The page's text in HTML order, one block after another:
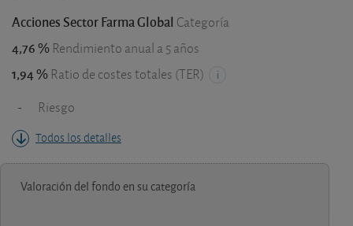
Acciones Sector Farma Global Categoría
4,76 % Rendimiento anual a 5 años
1,94 % Ratio de costes totales (TER)
- Riesgo
Todos los detalles
Valoración del fondo en su categoría